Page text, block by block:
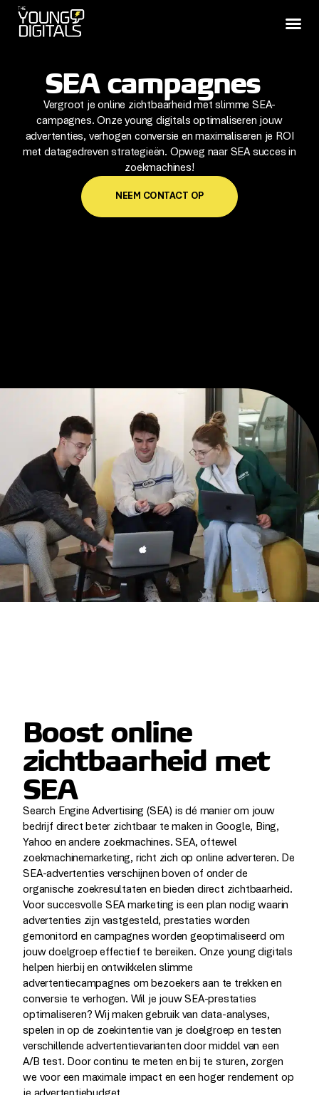
SEA campagnes
Vergroot je online zichtbaarheid met slimme SEA-
campagnes. Onze young digitals optimaliseren jouw
advertenties, verhogen conversie en maximaliseren je ROI
met datagedreven strategieën. Opweg naar SEA succes in
zoekmachines!
NEEM CONTACT OP
Boost online
zichtbaarheid met
SEA
Search Engine Advertising (SEA) is dé manier om jouw
bedrijf direct beter zichtbaar te maken in Google, Bing,
Yahoo en andere zoekmachines. SEA, oftewel
zoekmachinemarketing, richt zich op online adverteren. De
SEA-advertenties verschijnen boven of onder de
organische zoekresultaten en bieden direct zichtbaarheid.
Voor succesvolle SEA marketing is een plan nodig waarin
advertenties zijn vastgesteld, prestaties worden
gemonitord en campagnes worden geoptimaliseerd om
jouw doelgroep effectief te bereiken. Onze young digitals
helpen hierbij en ontwikkelen slimme
advertentiecampagnes om bezoekers aan te trekken en
conversie te verhogen. Wil je jouw SEA-prestaties
optimaliseren? Wij maken gebruik van data-analyses,
spelen in op de zoekintentie van je doelgroep en testen
verschillende advertentievarianten door middel van een
A/B test. Door continu te meten en bij te sturen, zorgen
we voor een maximale impact en een hoger rendement op